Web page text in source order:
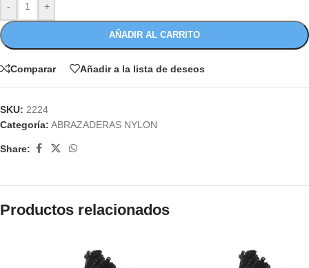
- +
AÑADIR AL CARRITO
Comparar Añadir a la lista de deseos
SKU: 2224
Categoría: ABRAZADERAS NYLON
Share:
Productos relacionados